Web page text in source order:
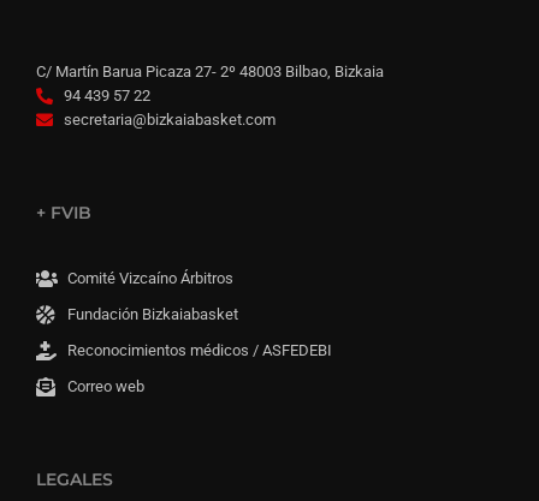
C/ Martín Barua Picaza 27- 2º 48003 Bilbao, Bizkaia
94 439 57 22
secretaria@bizkaiabasket.com
+ FVIB
Comité Vizcaíno Árbitros
Fundación Bizkaiabasket
Reconocimientos médicos / ASFEDEBI
Correo web
LEGALES